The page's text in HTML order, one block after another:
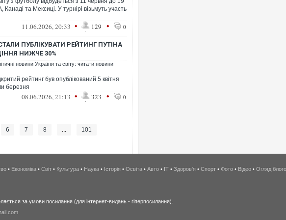
та Мексиці. У турнірі візьмуть участь
11.06.2026, 20:33 • 129 • 0
ПУБЛІКУВАТИ РЕЙТИНГ ПУТІНА
НИЖЧЕ 30%
новини України та світу: читати новини
рейтинг був опублікований 5 квітня
березня
08.06.2026, 21:13 • 323 • 0
6 7 8 ... 101
• Економіка • Світ • Культура • Наука • Історія • Освіта • Авто • IT • Здоров'я • Спорт • Фото • Відео • Огляд
за умови посилання (для інтернет-видань - гіперпосилання).